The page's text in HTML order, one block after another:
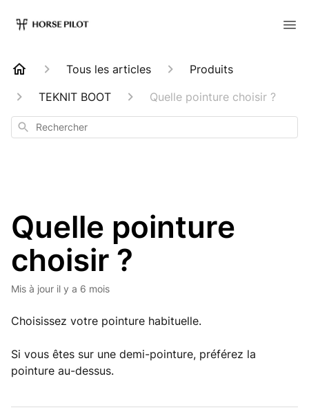
Tous les articles
Produits
TEKNIT BOOT
Quelle pointure choisir ?
Rechercher
Quelle pointure
choisir ?
Mis à jour il y a 6 mois
Choisissez votre pointure habituelle.
Si vous êtes sur une demi-pointure, préférez la
pointure au-dessus.